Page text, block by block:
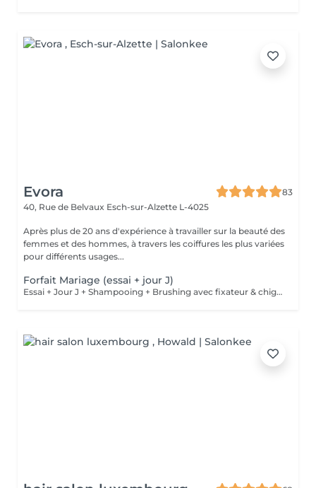
Evora
83
40, Rue de Belvaux Esch-sur-Alzette L-4025
Après plus de 20 ans d'expérience à travailler sur la beauté des
femmes et des hommes, à travers les coiffures les plus variées
pour différents usages...
Forfait Mariage (essai + jour J)
Essai + Jour J + Shampooing + Brushing avec fixateur & chignon